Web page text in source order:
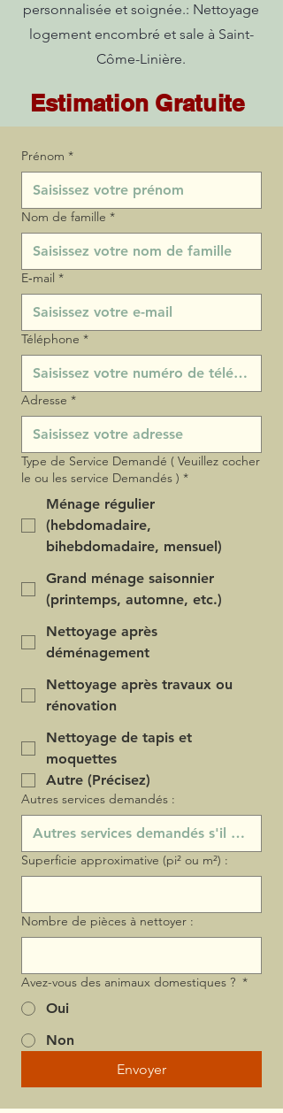
personnalisée et soignée.: Nettoyage
logement encombré et sale à Saint-
Côme-Linière.
Estimation Gratuite
Prénom *
Nom de famille *
E‑mail *
Téléphone *
Adresse *
Type de Service Demandé ( Veuillez cocher
le ou les service Demandés ) *
Ménage régulier
(hebdomadaire,
bihebdomadaire, mensuel)
Grand ménage saisonnier
(printemps, automne, etc.)
Nettoyage après
déménagement
Nettoyage après travaux ou
rénovation
Nettoyage de tapis et
moquettes
Autre (Précisez)
Autres services demandés :
Superficie approximative (pi² ou m²) :
Nombre de pièces à nettoyer :
Avez-vous des animaux domestiques ? *
Oui
Non
Envoyer